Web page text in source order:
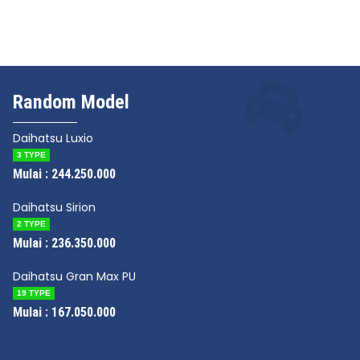
Rocky
:216.950.000
Random Model
Daihatsu Luxio
3 TYPE
Mulai : 244.250.000
Daihatsu Sirion
2 TYPE
Mulai : 236.350.000
Daihatsu Gran Max PU
19 TYPE
Mulai : 167.050.000